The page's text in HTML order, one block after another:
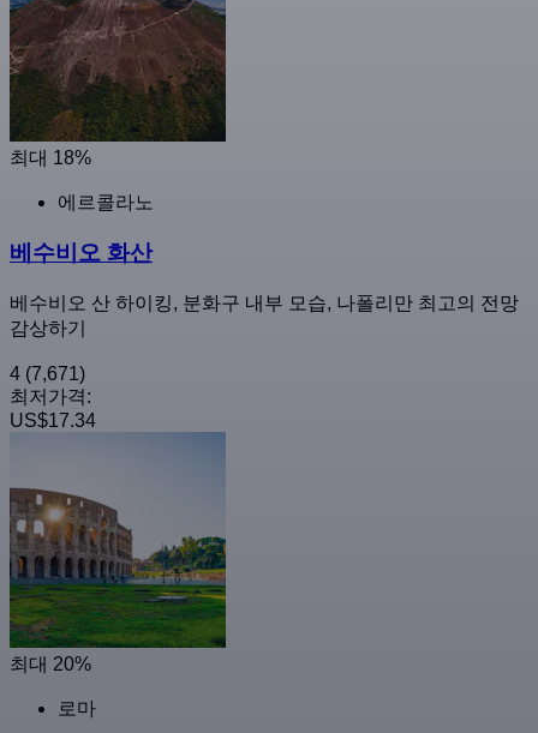
최대 18%
에르콜라노
베수비오 화산
베수비오 산 하이킹, 분화구 내부 모습, 나폴리만 최고의 전망
감상하기
4 (7,671)
최저가격:
US$17.34
최대 20%
로마